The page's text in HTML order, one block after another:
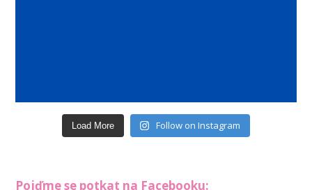
Load More Follow on Instagram
Pojďme se potkat na Facebooku: